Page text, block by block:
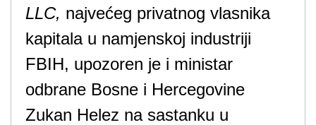
LLC, najvećeg privatnog vlasnika
kapitala u namjenskoj industriji
FBIH, upozoren je i ministar
odbrane Bosne i Hercegovine
Zukan Helez na sastanku u